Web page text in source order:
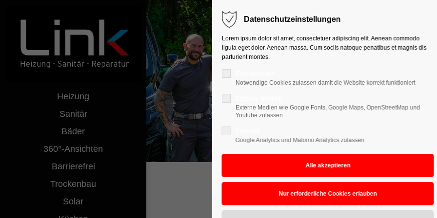
Login
Benutzername
Passwort
Support
Lorem ipsum dolor sit amet:
24h/ 365days
customers
Mon - Fri 8:00am - 5:00pm
(GMT +1)
Get
376-
San
Heizung
Sanitär
Bäder
360°-Ansichten
Barrierefrei
Trockenbau
Solar
Unsere Gewerke die
Datenschutzeinstellungen
Lorem ipsum dolor sit amet, consectetuer adipiscing elit. Aenean commodo
ligula eget dolor. Aenean massa. Cum sociis natoque penatibus et magnis dis
parturient montes.
Notwendige Cookies zulassen damit die Website korrekt funktioniert
Externe Medien wie Google Fonts, Google Maps, OpenStreetMap und
Youtube zulassen
Google Analytics und Matomo Analytics zulassen